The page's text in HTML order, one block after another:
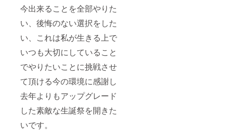
今出来ることを全部やりた
い、後悔のない選択をした
い、これは私が生きる上で
いつも大切にしていること
でやりたいことに挑戦させ
て頂ける今の環境に感謝し
去年よりもアップグレード
した素敵な生誕祭を開きた
いです。